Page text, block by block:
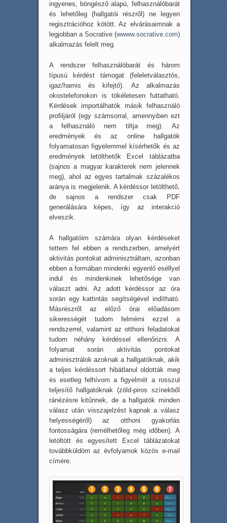
ingyenes, böngésző alapú, felhasználóbarát
és lehetőleg (hallgatói részről) ne legyen
regisztrációhoz kötött. Az elvárásaimnak a
legjobban a Socrative (wwww.socrative.com)
alkalmazás felelt meg.
A rendszer felhasználóbarát és három
típusú kérdést támogat (feleletválasztós,
igaz/hamis és kifejtő). Az alkalmazás
okostelefonokon is tökéletesen futtatható.
Kérdések importálhatók másik felhasználó
profiljáról (egy számsorral, amennyiben ezt
a felhasználó nem tiltja meg). Az
eredmények és az online hallgatók
folyamatosan figyelemmel kísérhetők és az
eredmények letölthetők Excel táblázatba
(sajnos a magyar karakterek nem jelennek
meg), ahol az egyes tartalmak százalékos
aránya is megjelenik. A kérdéssor letölthető,
de sajnos a rendszer csak PDF
generálására képes, így az interakció
elveszik.
A hallgatóim számára olyan kérdéseket
tettem fel ebben a rendszerben, amelyért
aktivitás pontokat adminisztráltam, azonban
ebben a formában mindenki egyenlő eséllyel
indul és mindenkinek lehetősége van
választ adni. Az adott kérdéssor az óra
során egy kattintás segítségével indítható.
Másrészről az előző órai előadásom
sikerességét tudom felmérni ezzel a
rendszerrel, valamint az otthoni feladatokat
tudom néhány kérdéssel ellenőrizni. A
folyamat során aktivitás pontokat
adminisztrálok azoknak a hallgatóknak, akik
a teljes kérdéssort hibátlanul oldották meg
és esetleg felhívom a figyelmét a rosszul
teljesítő hallgatóknak (zöld-piros színekből
ránézésre kitűnnek, de a hallgatók minden
válasz után visszajelzést kapnak a válasz
helyességéről) az otthoni gyakorlás
fontosságára (remélhetőleg még időben). A
letöltött és egyesített Excel táblázatokat
továbbküldöm az évfolyamok közös e-mail
címére.